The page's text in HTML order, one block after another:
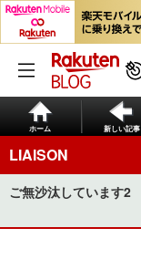
ホーム 新しい記事
LIAISON
ご無沙汰しています2